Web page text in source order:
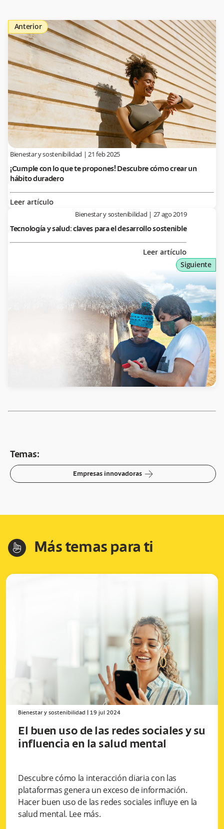
Anterior
Bienestar y sostenibilidad |21 feb 2025
¡Cumple con lo que te propones! Descubre cómo crear un
hábito duradero
Leer artículo
Siguiente
Bienestar y sostenibilidad | 27 ago 2019
Tecnología y salud: claves para el desarrollo sostenible
Leer artículo
Temas:
Empresas innovadoras arrow-right
hand-index Más temas para ti
Bienestar y sostenibilidad 19 jul 2024
El buen uso de las redes sociales y su
influencia en la salud mental
Descubre cómo la interacción diaria con las
plataformas genera un exceso de información.
Hacer buen uso de las redes sociales influye en la
salud mental. Lee más.